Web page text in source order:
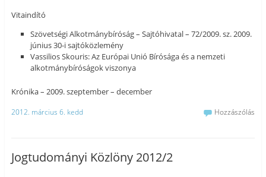
Vitaindító
Szövetségi Alkotmánybíróság – Sajtóhivatal – 72/2009. sz. 2009.
június 30-i sajtóközlemény
Vassilios Skouris: Az Európai Unió Bírósága és a nemzeti
alkotmánybíróságok viszonya
Krónika – 2009. szeptember – december
2012. március 6. kedd Hozzászólás
Jogtudományi Közlöny 2012/2